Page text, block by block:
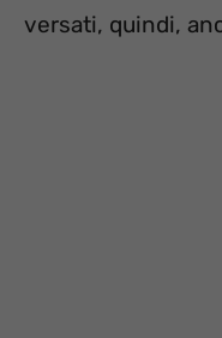
versati, quindi,